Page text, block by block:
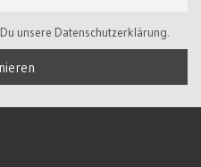
unsere Datenschutzerklärung.